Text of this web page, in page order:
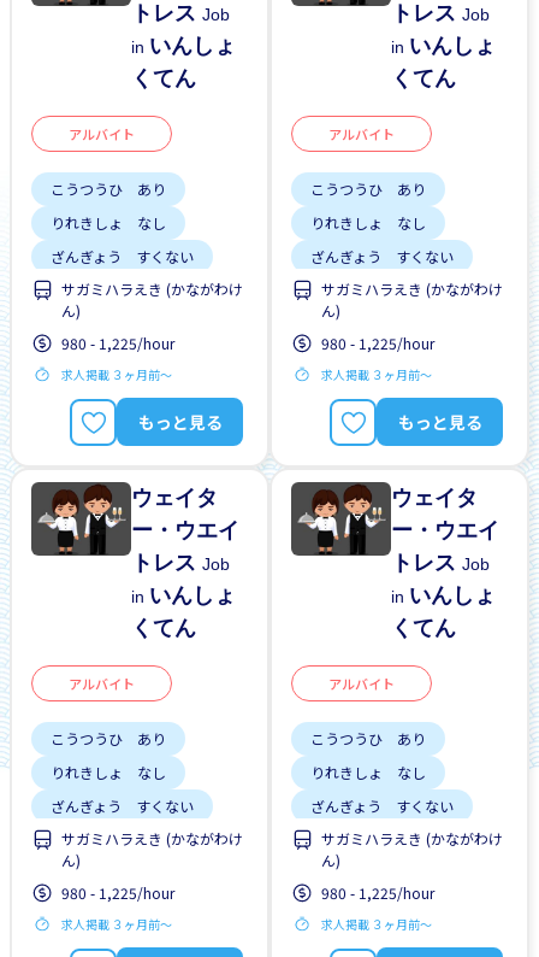
トレスJob
in いんしょ
くてん
アルバイト
こうつうひ あり
りれきしょ なし
ざんぎょう すくない
はじめて OK
昇給
サガミハラえき (かながわけ
ん)
980 - 1,225/hour
求人掲載 ３ヶ月前〜
もっと見る
トレスJob
in いんしょ
くてん
アルバイト
こうつうひ あり
りれきしょ なし
ざんぎょう すくない
はじめて OK
昇給
サガミハラえき (かながわけ
ん)
980 - 1,225/hour
求人掲載 ３ヶ月前〜
もっと見る
ウェイタ
ー・ウエイ
トレスJob
in いんしょ
くてん
アルバイト
こうつうひ あり
りれきしょ なし
ざんぎょう すくない
はじめて OK
昇給
サガミハラえき (かながわけ
ん)
980 - 1,225/hour
求人掲載 ３ヶ月前〜
ウェイタ
ー・ウエイ
トレスJob
in いんしょ
くてん
アルバイト
こうつうひ あり
りれきしょ なし
ざんぎょう すくない
はじめて OK
昇給
サガミハラえき (かながわけ
ん)
980 - 1,225/hour
求人掲載 ３ヶ月前〜